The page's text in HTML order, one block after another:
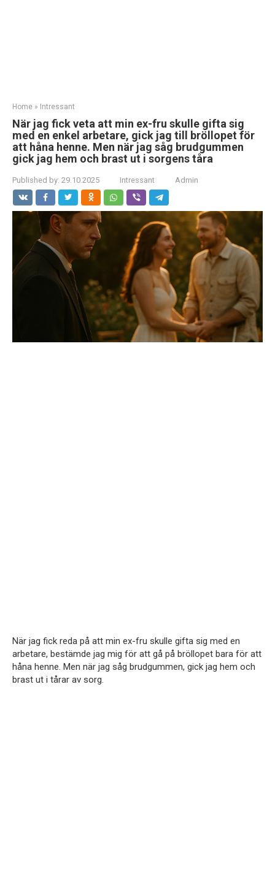
Home » Intressant
När jag fick veta att min ex-fru skulle gifta sig
med en enkel arbetare, gick jag till bröllopet för
att håna henne. Men när jag såg brudgummen
gick jag hem och brast ut i sorgens tåra
Published by: 29.10.2025 Intressant Admin
När jag fick reda på att min ex-fru skulle gifta sig med en
arbetare, bestämde jag mig för att gå på bröllopet bara för att
håna henne. Men när jag såg brudgummen, gick jag hem och
brast ut i tårar av sorg.